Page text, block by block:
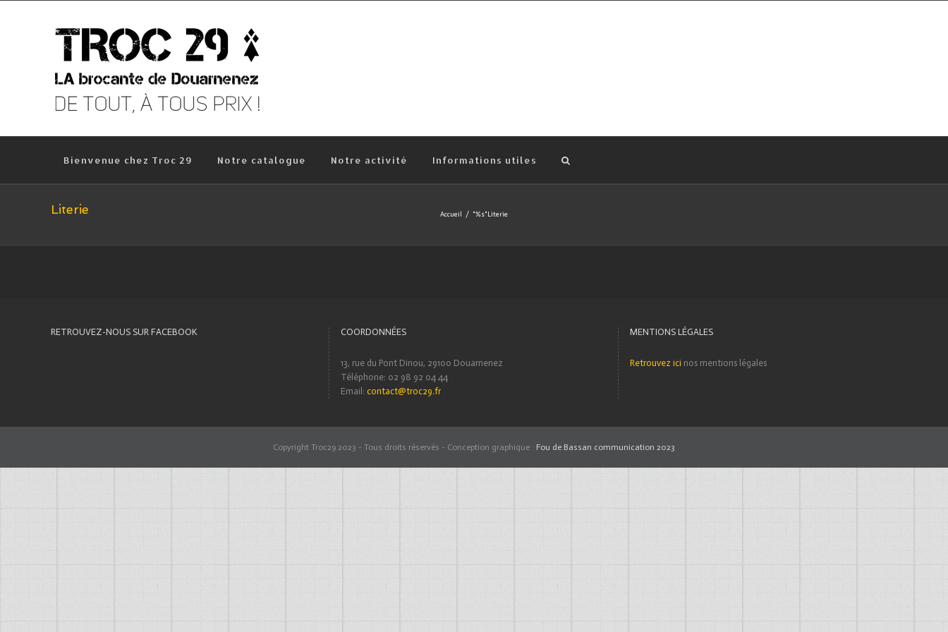
Bienvenue chez Troc 29 Notre catalogue Notre activité Informations utiles
Literie Accueil / "%s"Literie
RETROUVEZ-NOUS SUR FACEBOOK COORDONNÉES
13, rue du Pont Dinou, 29100 Douarnenez
Téléphone: 02 98 92 04 44
Email: contact@troc29.fr
MENTIONS LÉGALES
Retrouvez ici nos mentions légales
Copyright Troc29 2023 - Tous droits réservés - Conception graphique : Fou de Bassan communication 2023